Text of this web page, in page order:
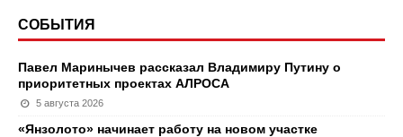
СОБЫТИЯ
Павел Маринычев рассказал Владимиру Путину о
приоритетных проектах АЛРОСА
5 августа 2026
«Янзолото» начинает работу на новом участке